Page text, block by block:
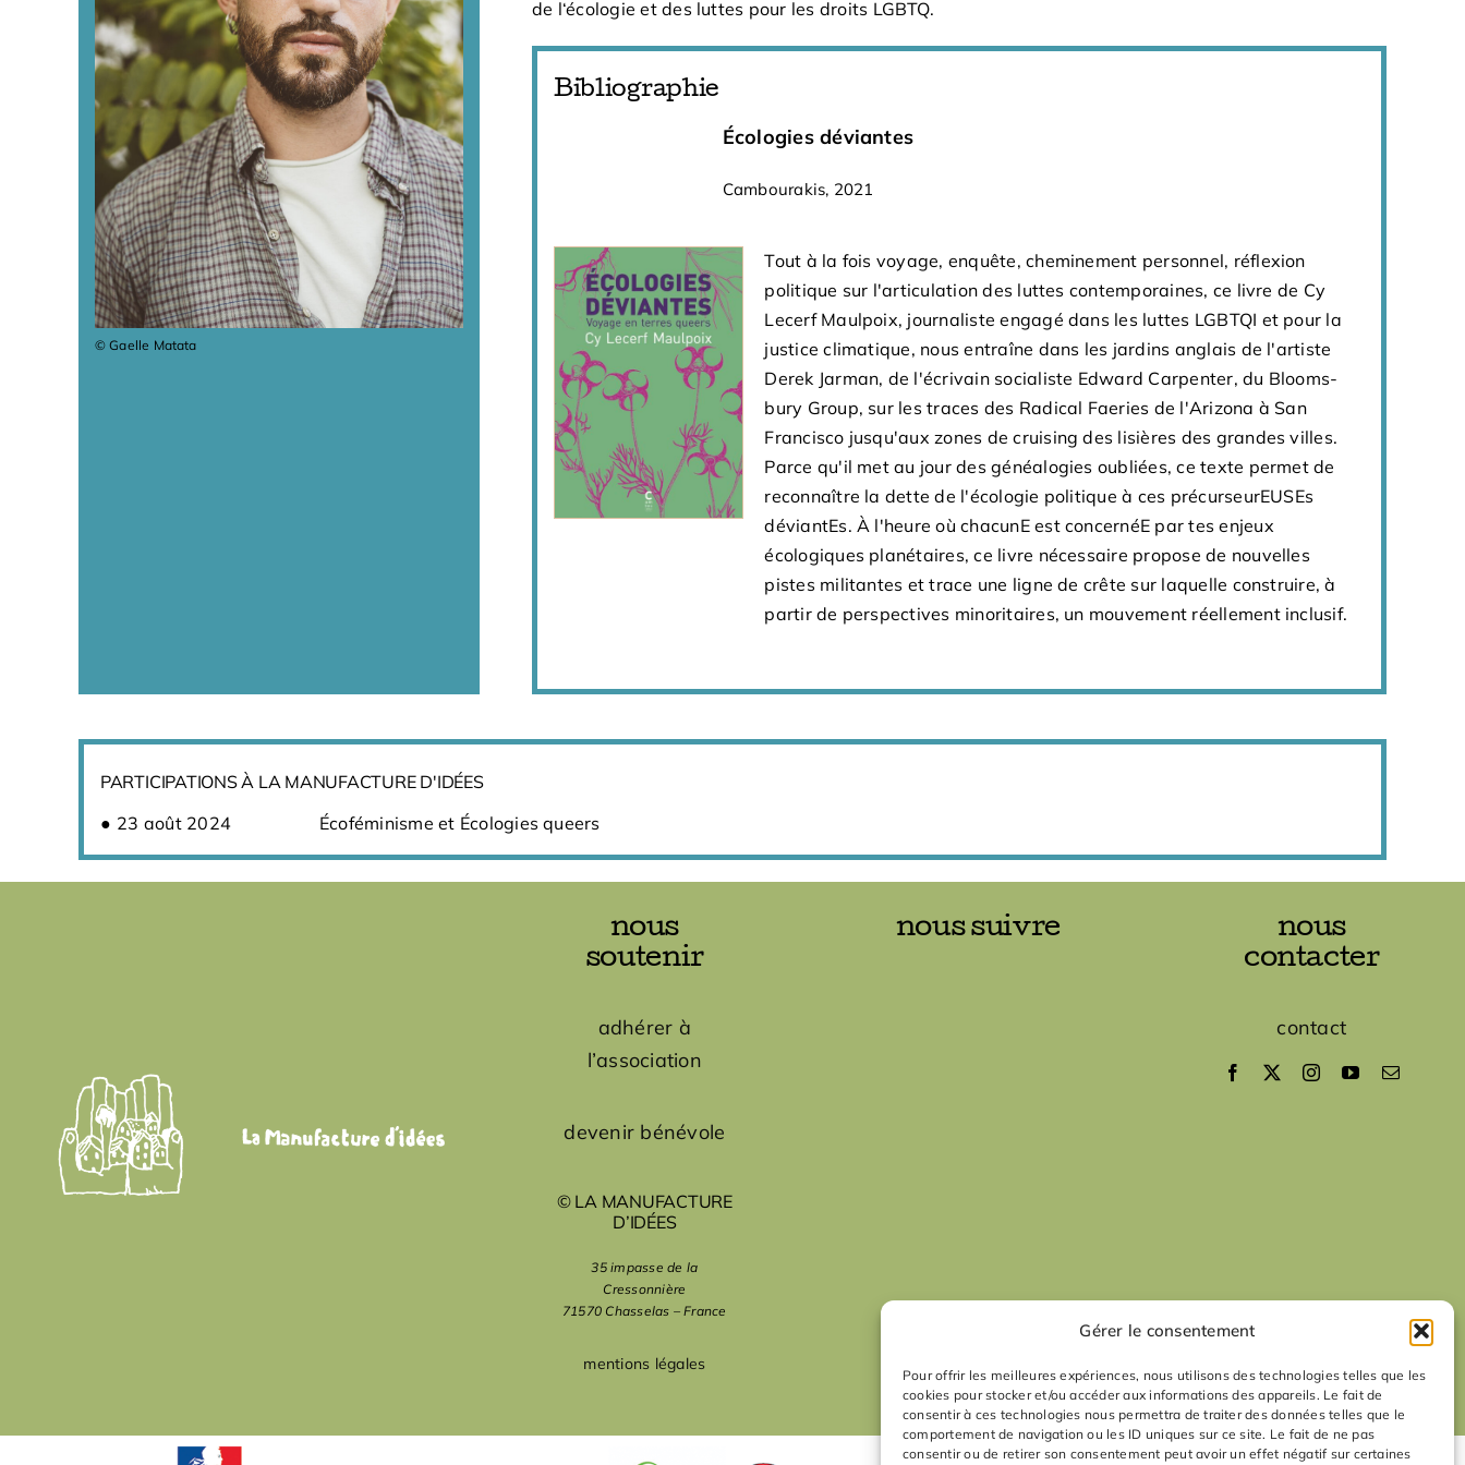
Gérer le consentement
Pour offrir les meilleures expériences, nous utilisons des technologies telles que les
cookies pour stocker et/ou accéder aux informations des appareils. Le fait de
consentir à ces technologies nous permettra de traiter des données telles que le
comportement de navigation ou les ID uniques sur ce site. Le fait de ne pas
consentir ou de retirer son consentement peut avoir un effet négatif sur certaines
© Gaelle Matata
de l‘écologie et des luttes pour les droits LGBTQ.
Bibliographie
Écologies déviantes
Cambourakis, 2021
Tout à la fois voyage, enquête, cheminement personnel, réflexion
politique sur l'articulation des luttes contemporaines, ce livre de Cy
Lecerf Maulpoix, journaliste engagé dans les luttes LGBTQI et pour la
justice climatique, nous entraîne dans les jardins anglais de l'artiste
Derek Jarman, de l'écrivain socialiste Edward Carpenter, du Blooms-
bury Group, sur les traces des Radical Faeries de l'Arizona à San
Francisco jusqu'aux zones de cruising des lisières des grandes villes.
Parce qu'il met au jour des généalogies oubliées, ce texte permet de
reconnaître la dette de l'écologie politique à ces précurseurEUSEs
déviantEs. À l'heure où chacunE est concernéE par tes enjeux
écologiques planétaires, ce livre nécessaire propose de nouvelles
pistes militantes et trace une ligne de crête sur laquelle construire, à
partir de perspectives minoritaires, un mouvement réellement inclusif.
PARTICIPATIONS À LA MANUFACTURE D'IDÉES
23 août 2024
Écoféminisme et Écologies queers
nous
soutenir
adhérer à
l’association
devenir bénévole
© LA MANUFACTURE
D’IDÉES
35 impasse de la
Cressonnière
71570 Chasselas – France
mentions légales
nous suivre
nous
contacter
contact